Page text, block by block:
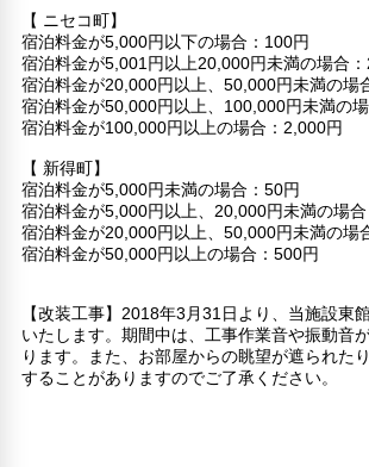
【 ニセコ町】
宿泊料金が5,000円以下の場合：100円
宿泊料金が5,001円以上20,000円未満の場合：
宿泊料金が20,000円以上、50,000円未満の場
宿泊料金が50,000円以上、100,000円未満の
宿泊料金が100,000円以上の場合：2,000円
【 新得町】
宿泊料金が5,000円未満の場合：50円
宿泊料金が5,000円以上、20,000円未満の場
宿泊料金が20,000円以上、50,000円未満の場
宿泊料金が50,000円以上の場合：500円
【改装工事】2018年3月31日より、当施設東
いたします。期間中は、工事作業音や振動音
ります。また、お部屋からの眺望が遮られた
することがありますのでご了承ください。